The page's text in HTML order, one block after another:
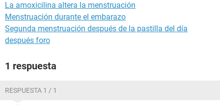
La amoxicilina altera la menstruación
Menstruación durante el embarazo
Segunda menstruación después de la pastilla del día
después foro
1 respuesta
RESPUESTA 1 / 1